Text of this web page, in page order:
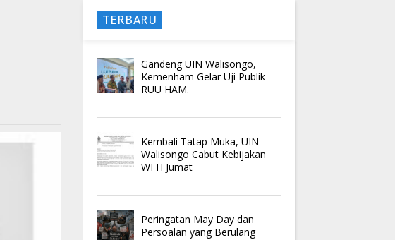
TERBARU
Gandeng UIN Walisongo,
Kemenham Gelar Uji Publik
RUU HAM.
Kembali Tatap Muka, UIN
Walisongo Cabut Kebijakan
WFH Jumat
Peringatan May Day dan
Persoalan yang Berulang